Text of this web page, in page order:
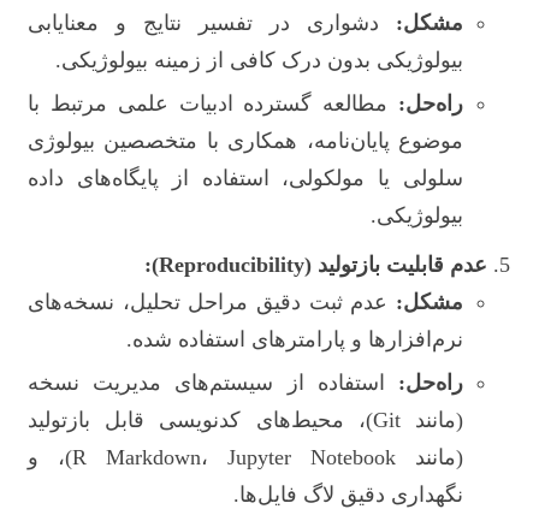
مشکل: دشواری در تفسیر نتایج و معنایابی
بیولوژیکی بدون درک کافی از زمینه بیولوژیکی.
راه‌حل: مطالعه گسترده ادبیات علمی مرتبط با
موضوع پایان‌نامه، همکاری با متخصصین بیولوژی
سلولی یا مولکولی، استفاده از پایگاه‌های داده
بیولوژیکی.
عدم قابلیت بازتولید (Reproducibility):
مشکل: عدم ثبت دقیق مراحل تحلیل، نسخه‌های
نرم‌افزارها و پارامترهای استفاده شده.
راه‌حل: استفاده از سیستم‌های مدیریت نسخه
(مانند Git)، محیط‌های کدنویسی قابل بازتولید
(مانند R Markdown، Jupyter Notebook)، و
نگهداری دقیق لاگ فایل‌ها.